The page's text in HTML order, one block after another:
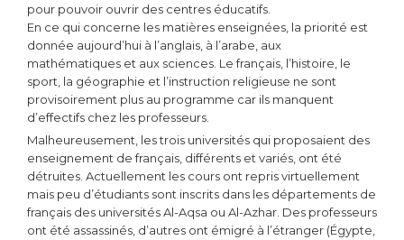
pour pouvoir ouvrir des centres éducatifs.
En ce qui concerne les matières enseignées, la priorité est
donnée aujourd’hui à l’anglais, à l’arabe, aux
mathématiques et aux sciences. Le français, l’histoire, le
sport, la géographie et l’instruction religieuse ne sont
provisoirement plus au programme car ils manquent
d’effectifs chez les professeurs.
Malheureusement, les trois universités qui proposaient des
enseignement de français, différents et variés, ont été
détruites. Actuellement les cours ont repris virtuellement
mais peu d’étudiants sont inscrits dans les départements de
français des universités Al-Aqsa ou Al-Azhar. Des professeurs
ont été assassinés, d’autres ont émigré à l’étranger (Égypte,